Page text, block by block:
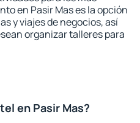
en Pasir Mas es la opción
y viajes de negocios, así
organizar talleres para
en Pasir Mas?